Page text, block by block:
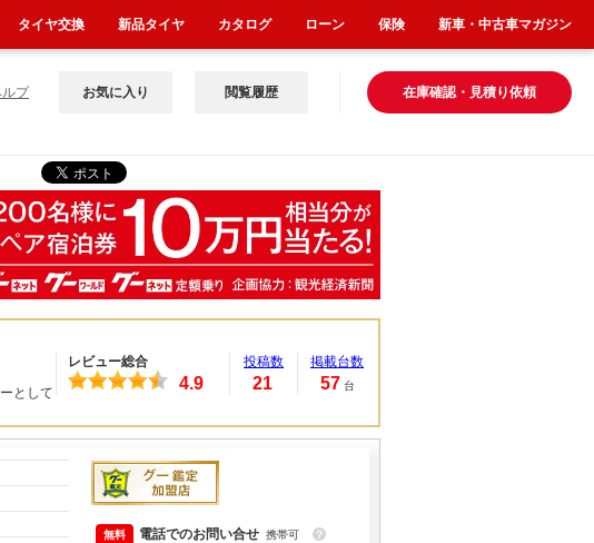
プ 在庫確認・見積り依頼
お気に入り 閲覧履歴
として
レビュー総合
4.9
投稿数
21
掲載台数
57 台
電話でのお問い合せ 携帯可 ？
タイヤ交換 新品タイヤ カタログ ローン 保険 新車・中古車マガジン